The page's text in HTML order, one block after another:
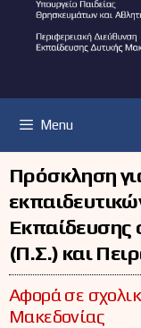
Menu
Πρόσκληση
Εκπαίδευσης
(Π.Σ.) και
Αφορά σε
Μακεδονίας